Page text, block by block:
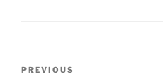
Previous
PREVIOUS